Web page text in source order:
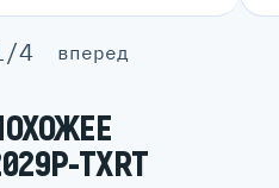
4 вперед
TXRT